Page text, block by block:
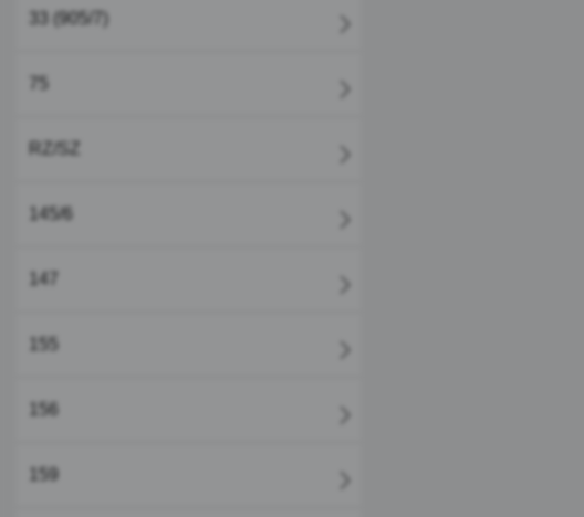
33 (905/7)
75
RZ/SZ
145/6
147
156